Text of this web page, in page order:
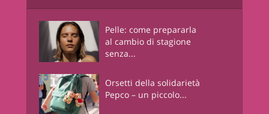
Pelle: come prepararla
al cambio di stagione
senza...
Orsetti della solidarietà
Pepco – un piccolo...